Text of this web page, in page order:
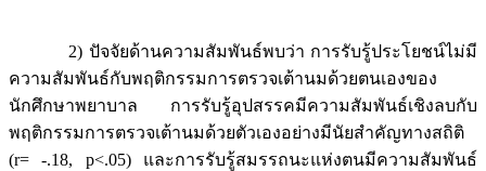
2) ปัจจัยด้านความสัมพันธ์พบว่า การรับรู้ประโยชน์ไม่มี
ความสัมพันธ์กับพฤติกรรมการตรวจเต้านมด้วยตนเองของ
นักศึกษาพยาบาล การรับรู้อุปสรรคมีความสัมพันธ์เชิงลบกับ
พฤติกรรมการตรวจเต้านมด้วยตัวเองอย่างมีนัยสำคัญทางสถิติ
(r= -.18, p<.05) และการรับรู้สมรรถนะแห่งตนมีความสัมพันธ์